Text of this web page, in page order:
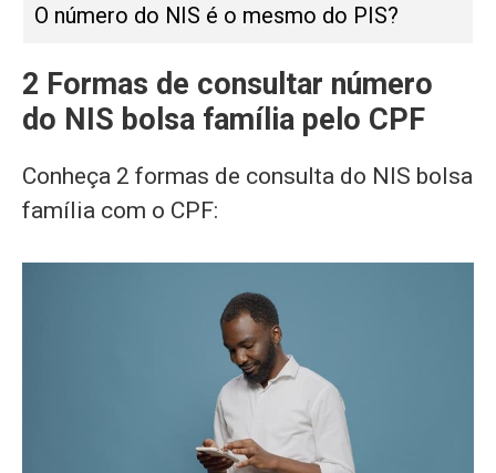
O número do NIS é o mesmo do PIS?
2 Formas de consultar número
do NIS bolsa família pelo CPF
Conheça 2 formas de consulta do NIS bolsa
família com o CPF: